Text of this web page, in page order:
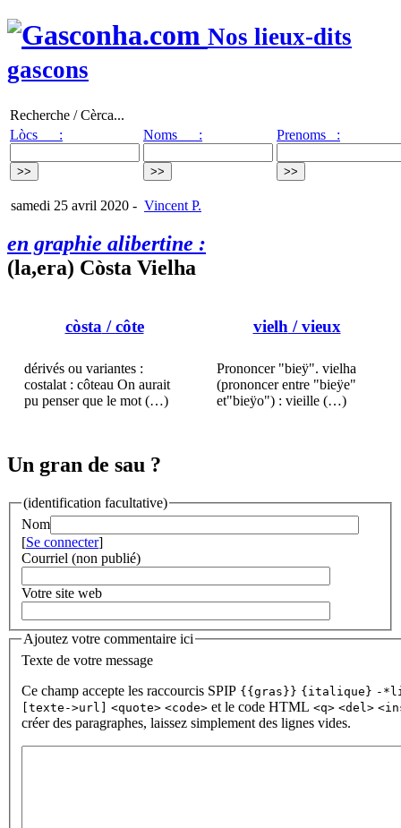
Nos lieux-dits
gascons
Recherche / Cèrca...
Lòcs :
Noms : Prenoms :
samedi 25 avril 2020 - Vincent P.
en graphie alibertine :
(la,era) Còsta Vielha
còsta/ côte
dérivés ou variantes :
costalat : côteau On aurait
pu penser que le mot (…)
vielh/ vieux
Prononcer "bieÿ". vielha
(prononcer entre "bieÿe"
et"bieÿo") : vieille (…)
Un gran de sau ?
(identification facultative)
Nom
[Se connecter]
Courriel (non publié)
Votre site web
Ajoutez votre commentaire ici
Texte de votre message
Ce champ accepte les raccourcis SPIP {{gras}} {italique} -
[texte->url] <quote> <code> et le code HTML <q> <del>
créer des paragraphes, laissez simplement des lignes vides.